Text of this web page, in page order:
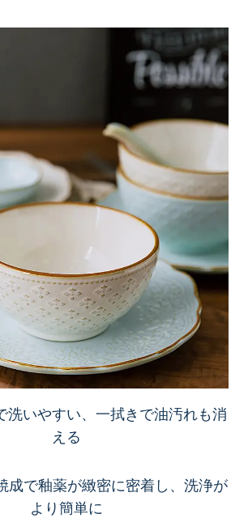
洗いやすい、一拭きで油汚れも消
える
成で釉薬が緻密に密着し、洗浄が
より簡単に